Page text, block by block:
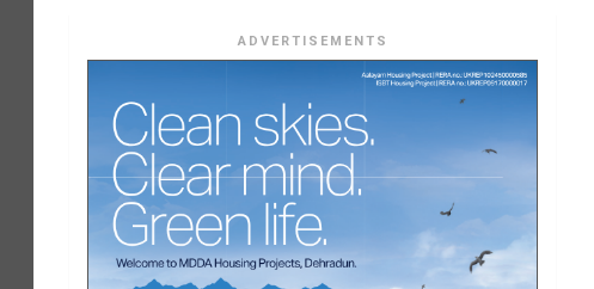
ADVERTISEMENTS